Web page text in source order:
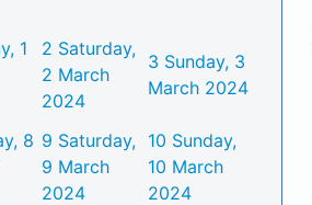
1
2 Saturday,
2 March
2024
3 Sunday, 3
March 2024
8 9 Saturday,
9 March
2024
10 Sunday,
10 March
2024